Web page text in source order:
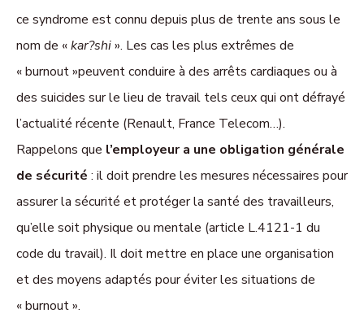
ce syndrome est connu depuis plus de trente ans sous le
nom de «kar?shi». Les cas les plus extrêmes de
« burnout »peuvent conduire à des arrêts cardiaques ou à
des suicides sur le lieu de travail tels ceux qui ont défrayé
l’actualité récente (Renault, France Telecom…).
Rappelons que l’employeur a une obligation générale
de sécurité : il doit prendre les mesures nécessaires pour
assurer la sécurité et protéger la santé des travailleurs,
qu’elle soit physique ou mentale (article L.4121-1 du
code du travail). Il doit mettre en place une organisation
et des moyens adaptés pour éviter les situations de
« burnout ».